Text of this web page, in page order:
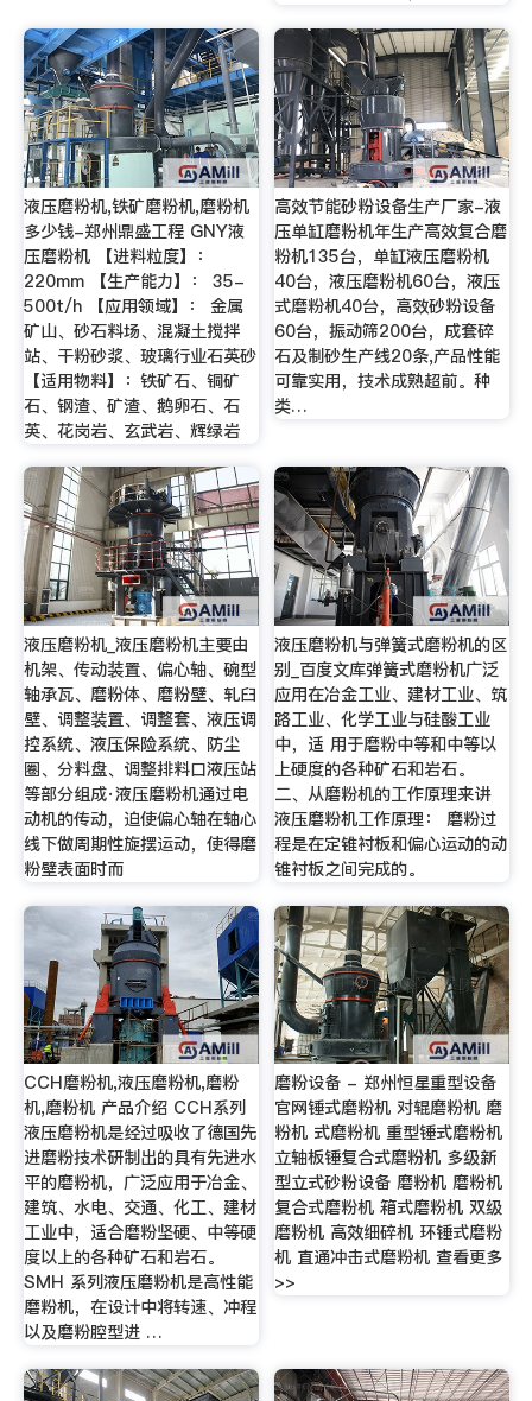
液压磨粉机,铁矿磨粉机,磨粉机
多少钱-郑州鼎盛工程 GNY液
压磨粉机 【进料粒度】：
220mm 【生产能力】： 35-
500t/h 【应用领域】： 金属
矿山、砂石料场、混凝土搅拌
站、干粉砂浆、玻璃行业石英砂
【适用物料】：铁矿石、铜矿
石、钢渣、矿渣、鹅卵石、石
英、花岗岩、玄武岩、辉绿岩
高效节能砂粉设备生产厂家-液
压单缸磨粉机年生产高效复合磨
粉机135台，单缸液压磨粉机
40台，液压磨粉机60台，液压
式磨粉机40台，高效砂粉设备
60台，振动筛200台，成套碎
石及制砂生产线20条,产品性能
可靠实用，技术成熟超前。种
类…
液压磨粉机_液压磨粉机主要由
机架、传动装置、偏心轴、碗型
轴承瓦、磨粉体、磨粉壁、轧臼
壁、调整装置、调整套、液压调
控系统、液压保险系统、防尘
圈、分料盘、调整排料口液压站
等部分组成·液压磨粉机通过电
动机的传动，迫使偏心轴在轴心
线下做周期性旋摆运动，使得磨
粉壁表面时而
液压磨粉机与弹簧式磨粉机的区
别_百度文库弹簧式磨粉机广泛
应用在冶金工业、建材工业、筑
路工业、化学工业与硅酸工业
中，适 用于磨粉中等和中等以
上硬度的各种矿石和岩石。
二、从磨粉机的工作原理来讲
液压磨粉机工作原理： 磨粉过
程是在定锥衬板和偏心运动的动
锥衬板之间完成的。
CCH磨粉机,液压磨粉机,磨粉
机,磨粉机 产品介绍 CCH系列
液压磨粉机是经过吸收了德国先
进磨粉技术研制出的具有先进水
平的磨粉机，广泛应用于冶金、
建筑、水电、交通、化工、建材
工业中，适合磨粉坚硬、中等硬
度以上的各种矿石和岩石。
SMH 系列液压磨粉机是高性能
磨粉机，在设计中将转速、冲程
以及磨粉腔型进 …
磨粉设备 - 郑州恒星重型设备
官网锤式磨粉机 对辊磨粉机 磨
粉机 式磨粉机 重型锤式磨粉机
立轴板锤复合式磨粉机 多级新
型立式砂粉设备 磨粉机 磨粉机
复合式磨粉机 箱式磨粉机 双级
磨粉机 高效细碎机 环锤式磨粉
机 直通冲击式磨粉机 查看更多
>>